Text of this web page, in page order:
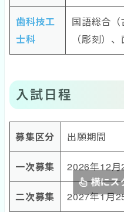
歯科技工
士科
国語総合
（彫刻）
入試日程
募集区分 出願期間
一次募集 2026年12
二次募集 2027年1月
横にス